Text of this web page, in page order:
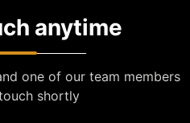
anytime
one of our team members
shortly